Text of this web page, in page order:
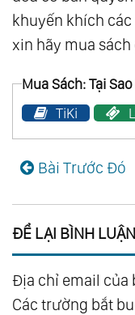
khuyến khích
xin hãy mua sách
Mua Sách: Tại
TiKi
Bài Trước Đó
ĐỂ LẠI BÌNH
Địa chỉ email của
Các trường bắt